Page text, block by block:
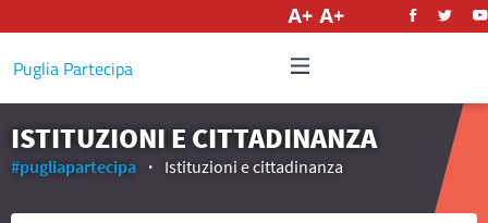
Puglia Partecipa
ISTITUZIONI E CITTADINANZA
#pugliapartecipa Istituzioni e cittadinanza